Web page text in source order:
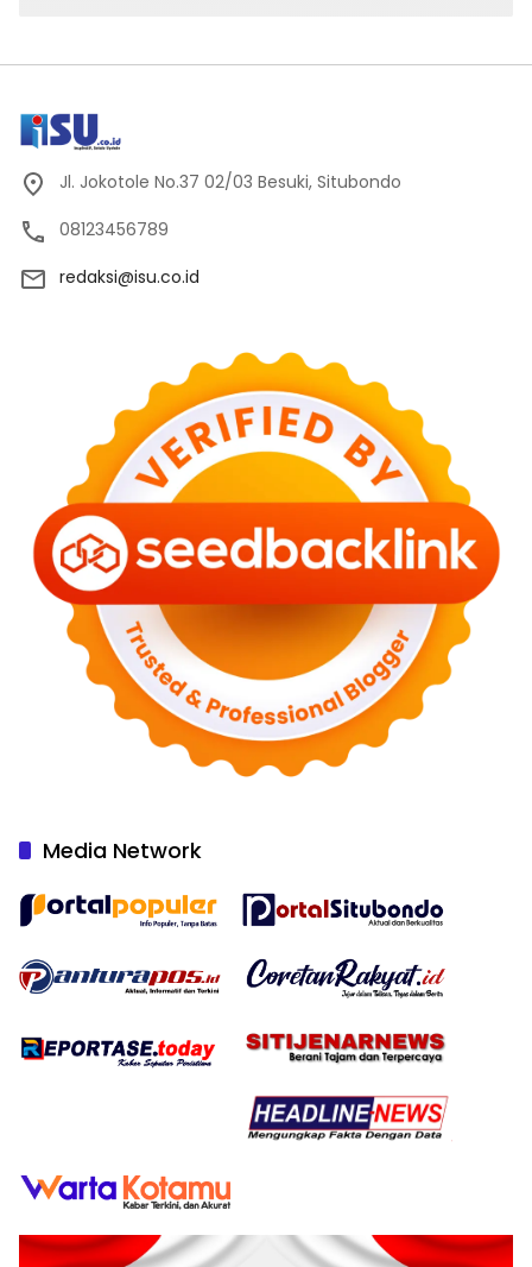
Jl. Jokotole No.37 02/03 Besuki, Situbondo
08123456789
redaksi@isu.co.id
Media Network